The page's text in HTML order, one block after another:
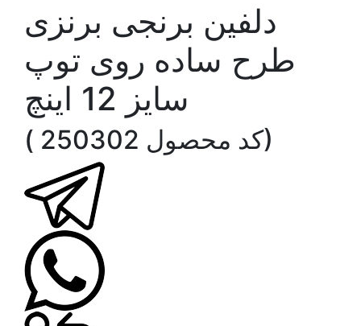
دلفین برنجی برنزی
طرح ساده روی توپ
سایز 12 اینچ
( کد محصول 250302)